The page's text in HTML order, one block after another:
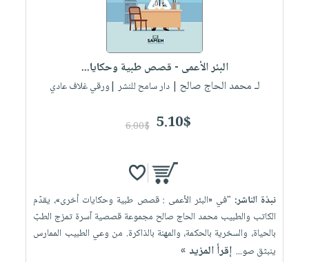
البئر الأعمى - قصص طبية وحكايا...
لـ محمد الحاج صالح | دار سامح للنشر |ورقي غلاف عادي
5.10$
6.00$
نبذة الناشر: "في «البئر الأعمى : قصص طبية وحكايات أخرى»، يقدّم
الكاتب والطبيب محمد الحاج صالح مجموعة قصصية آسرة تمزج الطبّ
بالحياة، والسخرية بالحكمة، والمهنة بالذاكرة. من وعي الطبيب الممارس
ينبثق صو... إقرأ المزيد »